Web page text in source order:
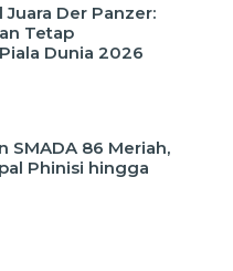
Der Panzer:
Tetap
Dunia 2026
SMADA 86 Meriah,
Phinisi hingga